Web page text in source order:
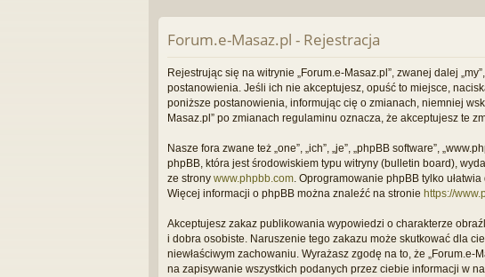
…
Forum.e-Masaz.pl - Rejestracja
Rejestrując się na witrynie „Forum.e-Masaz.pl”, zwanej dalej
postanowienia. Jeśli ich nie akceptujesz, opuść to miejsce,
poniższe postanowienia, informując cię o zmianach, niemniej
Masaz.pl” po zmianach regulaminu oznacza, że akceptujesz te
Nasze fora zwane też „one”, „ich”, „je”, „phpBB software”,
phpBB, która jest środowiskiem typu witryny (bulletin board),
ze strony www.phpbb.com . Oprogramowanie phpBB tylko
Więcej informacji o phpBB można znaleźć na stronie https://
Akceptujesz zakaz publikowania wypowiedzi o charakterze
i dobra osobiste. Naruszenie tego zakazu może skutkować dla
niewłaściwym zachowaniu. Wyrażasz zgodę na to, że
na zapisywanie wszystkich podanych przez ciebie informacji w